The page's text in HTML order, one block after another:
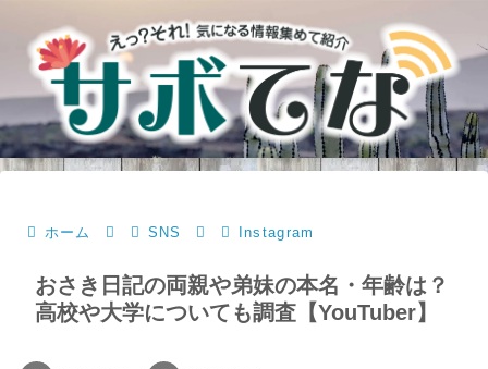
ホーム SNS Instagram
おさき日記の両親や弟妹の本名・年齢は？
高校や大学についても調査【YouTuber】